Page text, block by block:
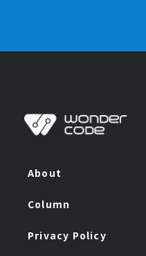
About
Column
Privacy Policy